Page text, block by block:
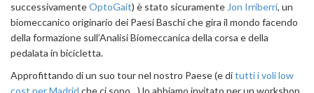
successivamenteOptoGait) è stato sicuramente Jon Irriberri, un
biomeccanico originario dei Paesi Baschi che gira il mondo facendo
della formazione sull’Analisi Biomeccanica della corsa e della
pedalata in bicicletta.
Approfittando di un suo tour nel nostro Paese (e ditutti i voli low
cost per Madrid che ci sono…) lo abbiamo invitato per un workshop